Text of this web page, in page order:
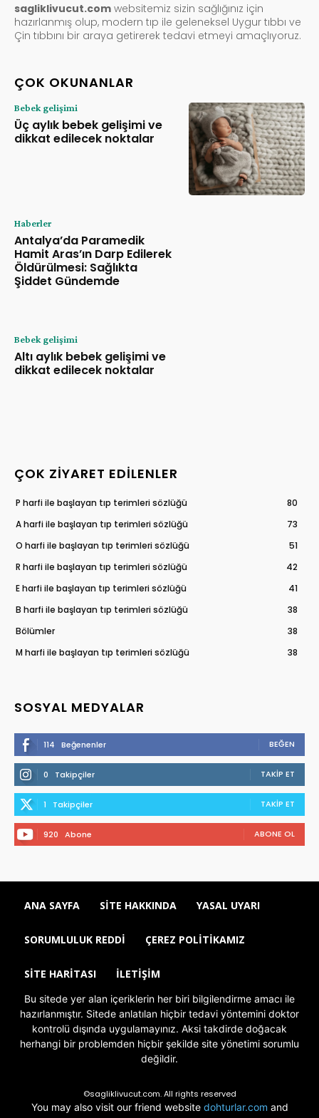
sagliklivucut.com websitemiz sizin sağlığınız için
hazırlanmış olup, modern tıp ile geleneksel Uygur tıbbı ve
Çin tıbbını bir araya getirerek tedavi etmeyi amaçlıyoruz.
ÇOK OKUNANLAR
Bebek gelişimi
Üç aylık bebek gelişimi ve
dikkat edilecek noktalar
Haberler
Antalya’da Paramedik
Hamit Aras’ın Darp Edilerek
Öldürülmesi: Sağlıkta
Şiddet Gündemde
Bebek gelişimi
Altı aylık bebek gelişimi ve
dikkat edilecek noktalar
ÇOK ZIYARET EDILENLER
P harfi ile başlayan tıp terimleri sözlüğü
80
A harfi ile başlayan tıp terimleri sözlüğü
73
O harfi ile başlayan tıp terimleri sözlüğü
51
R harfi ile başlayan tıp terimleri sözlüğü
42
E harfi ile başlayan tıp terimleri sözlüğü
41
B harfi ile başlayan tıp terimleri sözlüğü
38
Bölümler
38
M harfi ile başlayan tıp terimleri sözlüğü
38
SOSYAL MEDYALAR
114 Beğenenler BEĞEN
0 Takipçiler TAKIP ET
1 Takipçiler TAKIP ET
920 Abone ABONE OL
ANA SAYFA SITE HAKKINDA YASAL UYARI
SORUMLULUK REDDI ÇEREZ POLITIKAMIZ
SITE HARITASI İLETIŞIM
Bu sitede yer alan içeriklerin her biri bilgilendirme amacı ile
hazırlanmıştır. Sitede anlatılan hiçbir tedavi yöntemini doktor
kontrolü dışında uygulamayınız. Aksi takdirde doğacak
herhangi bir problemden hiçbir şekilde site yönetimi sorumlu
değildir.
©sagliklivucut.com. All rights reserved
You may also visit our friend website dohturlar.com and